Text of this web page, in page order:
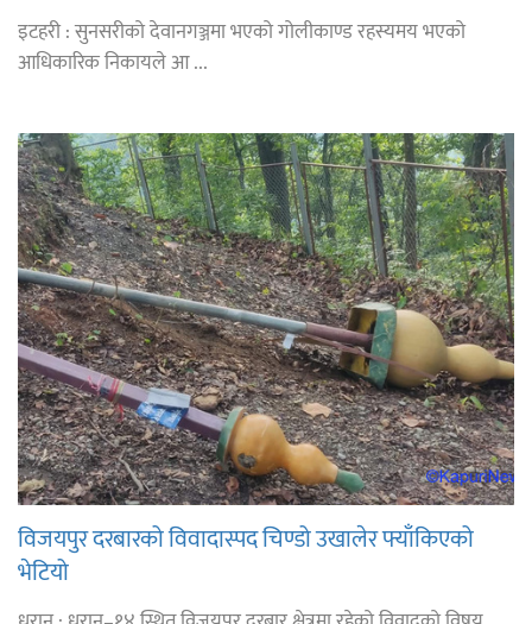
इटहरी : सुनसरीको देवानगञ्जमा भएको गोलीकाण्ड रहस्यमय भएको
आधिकारिक निकायले आ ...
विजयपुर दरबारको विवादास्पद चिण्डो उखालेर फ्याँकिएको
भेटियो